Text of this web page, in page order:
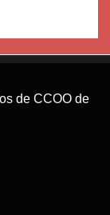
de CCOO de